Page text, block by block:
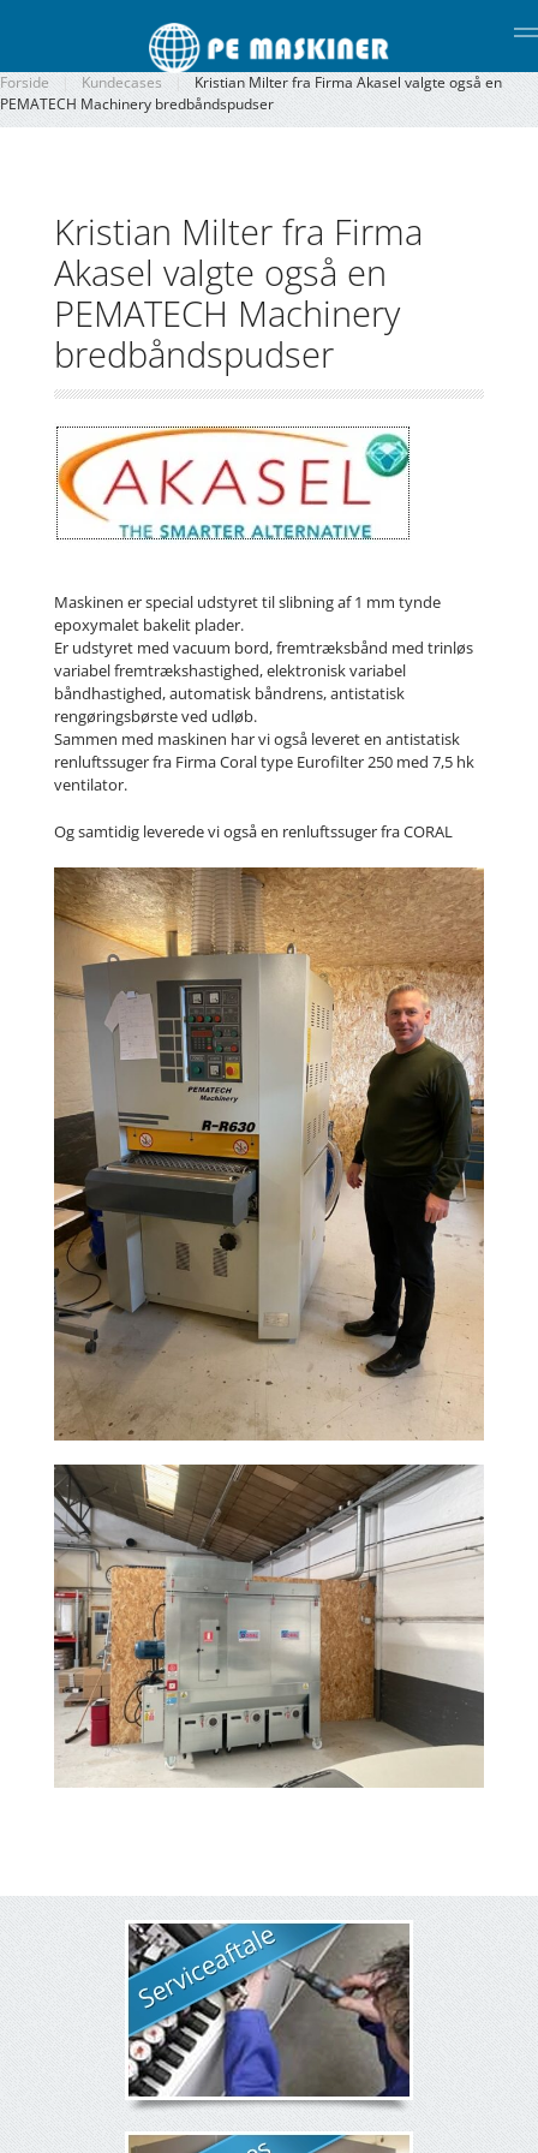
Gå til hovedindhold
Forside Kundecases
Kristian Milter fra Firma Akasel valgte også en
PEMATECH Machinery bredbåndspudser
Kristian Milter fra Firma
Akasel valgte også en
PEMATECH Machinery
bredbåndspudser
Maskinen er special udstyret til slibning af 1 mm tynde
epoxymalet bakelit plader.
Er udstyret med vacuum bord, fremtræksbånd med trinløs
variabel fremtrækshastighed, elektronisk variabel
båndhastighed, automatisk båndrens, antistatisk
rengøringsbørste ved udløb.
Sammen med maskinen har vi også leveret en antistatisk
renluftssuger fra Firma Coral type Eurofilter 250 med 7,5 hk
ventilator.
Og samtidig leverede vi også en renluftssuger fra CORAL